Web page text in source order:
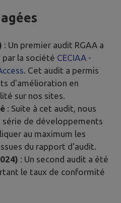
: Un premier audit RGAA a
la société CECIAA -
. Cet audit a permis
d'amélioration en
sur nos sites.
: Suite à cet audit, nous
de développements
au maximum les
du rapport d'audit.
: Un second audit a été
le taux de conformité